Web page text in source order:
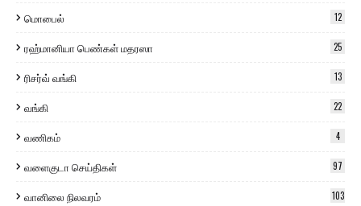
மொபைல் 12
ரஹ்மானியா பெண்கள் மதரஸா 25
ரிசர்வ் வங்கி 13
வங்கி 22
வணிகம் 4
வளைகுடா செய்திகள் 97
வானிலை நிலவரம் 103